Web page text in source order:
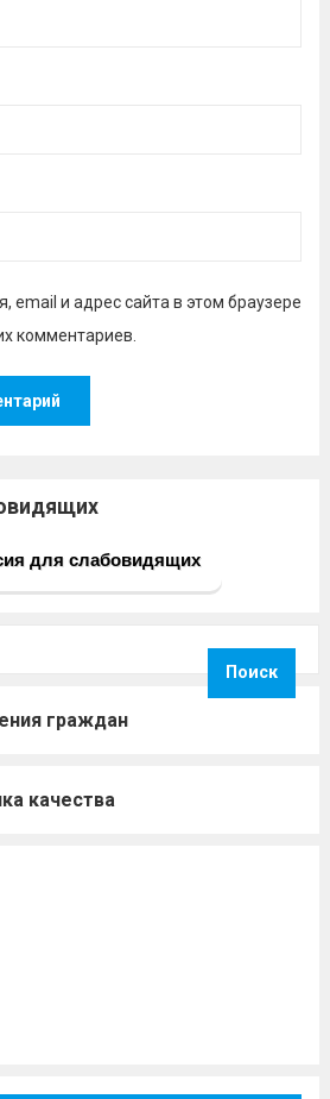
email и адрес сайта в этом браузере
комментариев.
для слабовидящих
граждан
качества